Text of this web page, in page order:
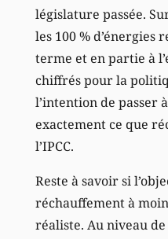
législature passée.
les 100 % d’énergies
terme et en partie à
chiffrés pour la
l’intention de passer
exactement ce que
l’IPCC.
Reste à savoir si
réchauffement à
réaliste. Au niveau de